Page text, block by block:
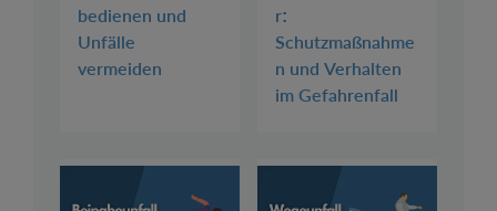
bedienen und
Unfälle
vermeiden
r:
Schutzmaßnahme
n und Verhalten
im Gefahrenfall